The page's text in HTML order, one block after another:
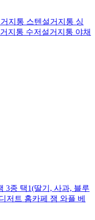
지통 스텐설거지통 싱
지통 수저설거지통 야채
3종 택1(딸기, 사과, 블루
저트 홈카페 잼 와플 베